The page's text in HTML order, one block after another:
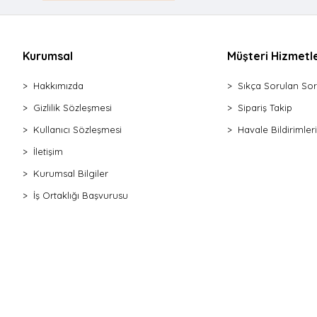
Kap Saklama Mika Kristal
Kap Saklama Plastik
Baharatlık & Tuzluk Standlı
Suluk Matara Mika & Kristal
Gıda Organizeri
Baharatlık & Tuzluk Ahşap
Kap Saklama Çelik
Kurumsal
Hakkımızda
Gizlilik Sözleşmesi
Kullanıcı Sözleşmesi
İletişim
Kurumsal Bilgiler
İş Ortaklığı Başvurusu
Müşteri
Sıkça Sorulan
Sipariş Takip
Havale Bildirimleri